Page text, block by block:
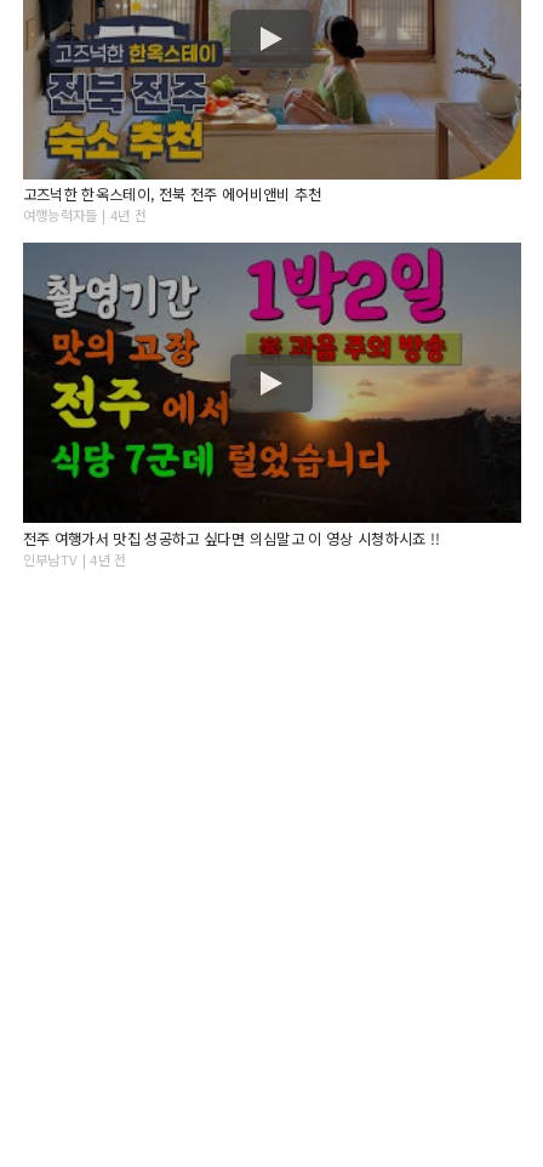
고즈넉한 한옥스테이, 전북 전주 에어비앤비 추천
여행능력자들 | 4년 전
전주 여행가서 맛집 성공하고 싶다면 의심말고 이 영상 시청하시죠 !!
인부남TV | 4년 전